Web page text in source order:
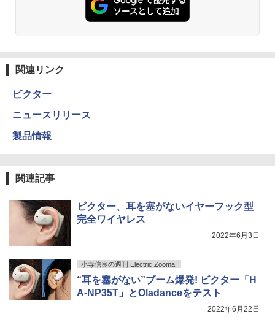
関連リンク
ビクター
ニュースリリース
製品情報
関連記事
ビクター、耳を塞がないイヤーフック型
完全ワイヤレス
2022年6月3日
小寺信良の週刊 Electric Zooma!
“耳を塞がない”ブーム爆発! ビクター「H
A-NP35T」とOladanceをテスト
2022年6月22日